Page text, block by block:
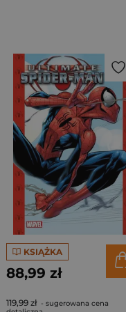
KSIĄŻKA
88,99 zł
119,99 zł - sugerowana cena